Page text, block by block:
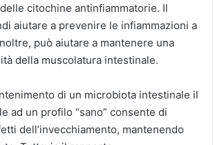
citochine antinfiammatorie. Il
aiutare a prevenire le infiammazioni a
può aiutare a mantenere una
della muscolatura intestinale.
di un microbiota intestinale il
ad un profilo “sano” consente di
dell’invecchiamento, mantenendo